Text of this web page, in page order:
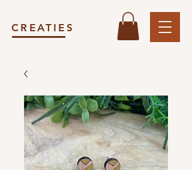
CREATIES